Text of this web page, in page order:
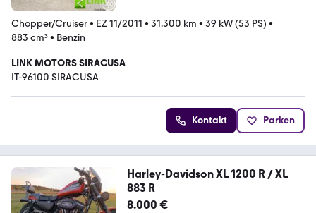
Chopper/Cruiser• EZ 11/2011 • 31.300 km • 39 kW (53 PS) •
883 cm³• Benzin
LINK MOTORS SIRACUSA
IT-96100 SIRACUSA
Kontakt Parken
Harley-Davidson XL 1200 R / XL
883 R
8.000 €